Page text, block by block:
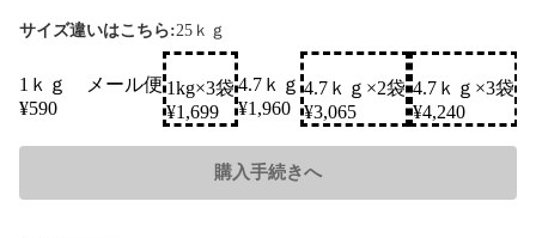
サイズ違いはこちら:25ｋｇ
1ｋｇ メール便
¥590 SOLD
1kg×3袋
¥1,699
4.7ｋｇ
¥1,960 SOLD
4.7ｋｇ×2袋
¥3,065
4.7ｋｇ×3袋
¥4,240
購入手続きへ